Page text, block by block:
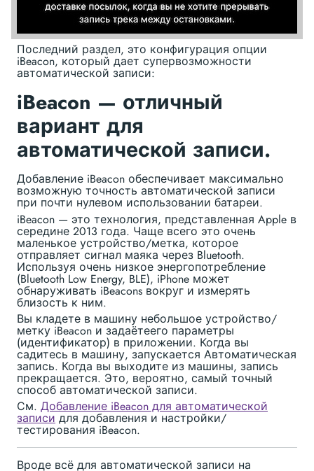
Последний раздел, это конфигурация опции
iBeacon, который дает супервозможности
автоматической записи:
iBeacon — отличный
вариант для
автоматической записи.
Добавление iBeacon обеспечивает максимально
возможную точность автоматической записи
при почти нулевом использовании батареи.
iBeacon — это технология, представленная Apple в
середине 2013 года. Чаще всего это очень
маленькое устройство/метка, которое
отправляет сигнал маяка через Bluetooth.
Используя очень низкое энергопотребление
(Bluetooth Low Energy, BLE), iPhone может
обнаруживать iBeacons вокруг и измерять
близость к ним.
Вы кладете в машину небольшое устройство/
метку iBeacon и задаётеего параметры
(идентификатор) в приложении. Когда вы
садитесь в машину, запускается Автоматическая
запись. Когда вы выходите из машины, запись
прекращается. Это, вероятно, самый точный
способ автоматической записи.
См. Добавление iBeacon для автоматической
записи для добавления и настройки/
тестирования iBeacon.
Вроде всё для автоматической записи на